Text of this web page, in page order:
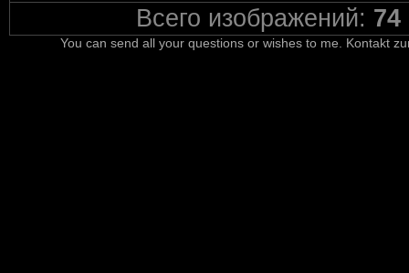
Всего изображений: 74
You can send all your questions or wishes to me. Kontakt